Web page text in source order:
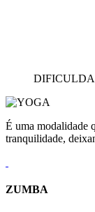
É uma modalidade
tranquilidade,
ZUMBA